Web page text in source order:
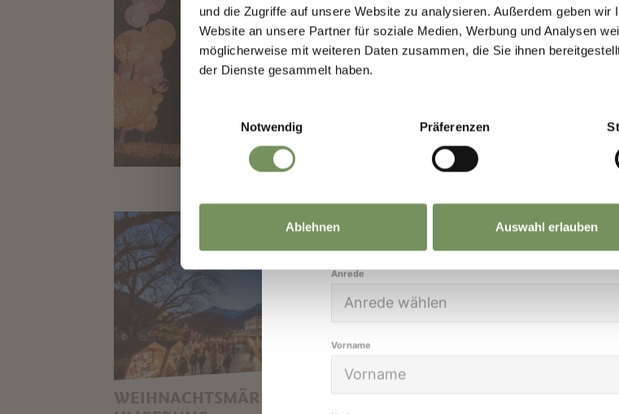
und die Zugriffe auf unsere Website zu analysieren. Außerdem geben
Website an unsere Partner für soziale Medien, Werbung und Analysen
möglicherweise mit weiteren Daten zusammen, die Sie ihnen
der Dienste gesammelt haben.
Notwendig
Präferenzen
Ablehnen Auswahl erlauben
WEIHNACHTSMÄRKTE IN DER
Besuch in Marling informiert wird!
👉 Jetzt anmelden und
Deine Daten sind bei uns sicher.
Anrede
Vorname